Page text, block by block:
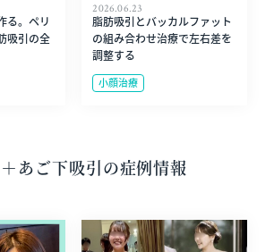
る。ペリ
吸引の全
2026.06.23
脂肪吸引とバッカルファット
の組み合わせ治療で左右差を
調整する
小顔治療
あご下吸引の症例情報